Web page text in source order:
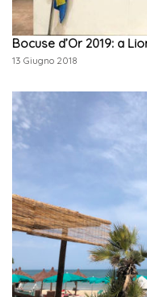
Bocuse d’Or 2019: a
13 Giugno 2018